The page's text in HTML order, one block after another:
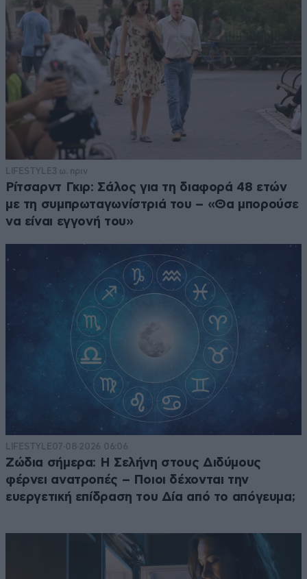
LIFESTYLE3 ω. πριν
Ρίτσαρντ Γκιρ: Σάλος για τη διαφορά 48 ετών
με τη συμπρωταγωνίστριά του – «Θα μπορούσε
να είναι εγγονή του»
LIFESTYLE07·08·2026 06:06
Ζώδια σήμερα: Η Σελήνη στους Διδύμους
φέρνει ανατροπές – Ποιοι δέχονται την
ευεργετική επίδραση του Δία από το απόγευμα;